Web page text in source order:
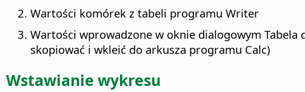
Wartości komórek z tabeli programu Writer
Wartości wprowadzone w oknie dialogowym
skopiować i wkleić do arkusza programu Calc)
Wstawianie wykresu